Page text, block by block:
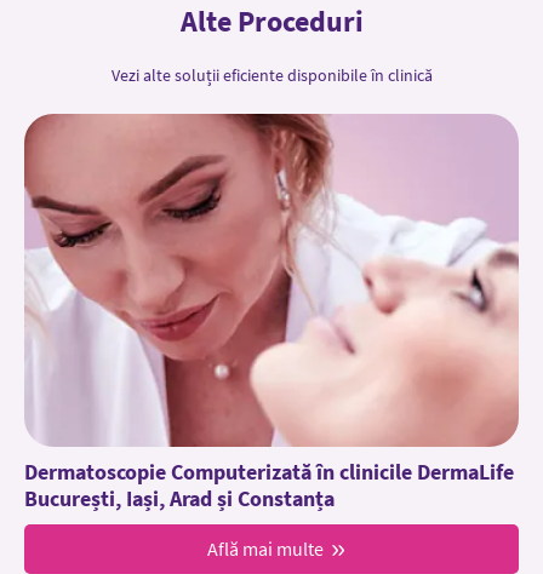
Alte Proceduri
Vezi alte soluții eficiente disponibile în clinică
Dermatoscopie Computerizată în clinicile DermaLife
București, Iași, Arad și Constanța
Află mai multe